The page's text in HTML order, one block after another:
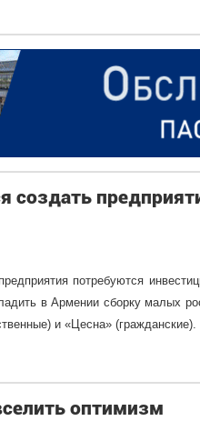
создать
потребуются
в Армении сборку малых
и «Цесна» (гражданские).
оптимизм